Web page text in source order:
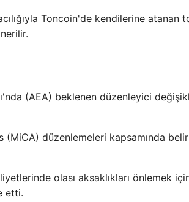
Toncoin'de kendilerine atanan
(AEA) beklenen düzenleyici
düzenlemeleri kapsamında
olası aksaklıkları önlemek
etti.